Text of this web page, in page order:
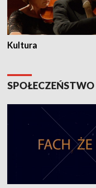
Kultura
SPOŁECZEŃSTWO